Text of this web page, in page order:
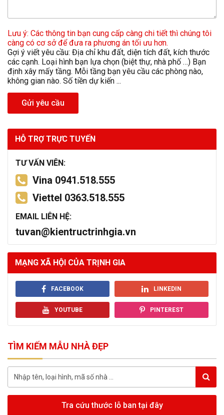
Lưu ý: Các thông tin bạn cung cấp càng chi tiết thì chúng tôi
càng có cơ sở để đưa ra phương án tối ưu hơn.
Gợi ý viết yêu cầu: Địa chỉ khu đất, diện tích đất, kích thước
các cạnh. Loại hình bạn lựa chọn (biệt thự, nhà phố …) Bạn
định xây mấy tầng. Mỗi tầng bạn yêu cầu các phòng nào,
không gian nào. Số tiền dự kiến ...
Gửi yêu cầu
HỖ TRỢ TRỰC TUYẾN
TƯ VẤN VIÊN:
Vina 0941.518.555
Viettel 0363.518.555
EMAIL LIÊN HỆ:
tuvan@kientructrinhgia.vn
MẠNG XÃ HỘI CỦA TRỊNH GIA
FACEBOOK LINKEDIN
YOUTUBE PINTEREST
TÌM KIẾM MẪU NHÀ ĐẸP
Tra cứu thước lỗ ban tại đây